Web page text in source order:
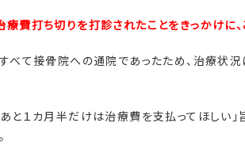
費打ち切りを打診されたことをきっかけに、
べて接骨院への通院であったため、治療状
と１カ月半だけは治療費を支払ってほしい」